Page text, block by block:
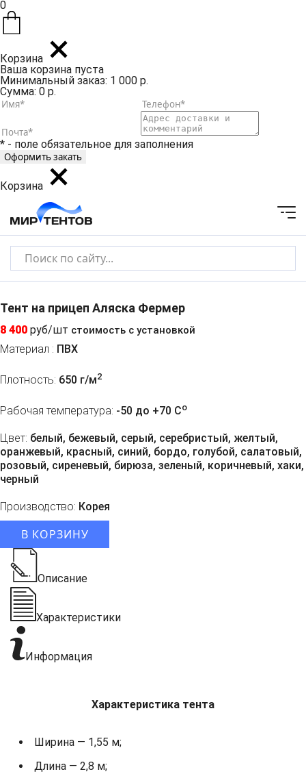
0
Корзина
Ваша корзина пуста
Минимальный заказ: 1 000 р.
Сумма: 0 р.
* - поле обязательное для заполнения
Корзина
Тент на прицеп Аляска Фермер
8 400 руб/шт стоимость с установкой
Материал : ПВХ
Плотность: 650 г/м2
Рабочая температура: -50 до +70 Co
Цвет: белый, бежевый, серый, серебристый, желтый,
оранжевый, красный, синий, бордо, голубой, салатовый,
розовый, сиреневый, бирюза, зеленый, коричневый, хаки,
черный
Производство: Корея
В КОРЗИНУ
Описание
Характеристики
Информация
Характеристика тента
Ширина — 1,55 м;
Длина — 2,8 м;